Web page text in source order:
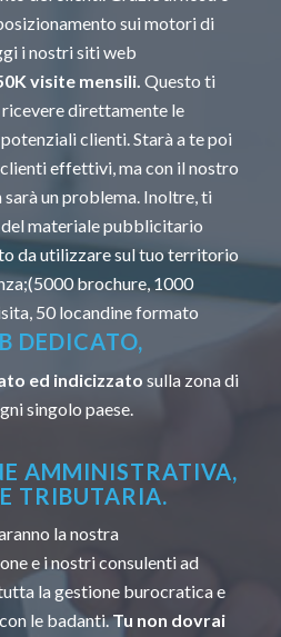
sui motori di
i nostri siti web
visite mensili. Questo ti
direttamente le
clienti. Starà a te poi
effettivi, ma con il nostro
un problema. Inoltre, ti
materiale pubblicitario
da utilizzare sul tuo territorio
brochure, 1000
50 locandine formato
DEDICATO,
ed indicizzato sulla zona di
singolo paese.
AMMINISTRATIVA,
TRIBUTARIA.
la nostra
e i nostri consulenti ad
la gestione burocratica e
le badanti.Tu non dovrai